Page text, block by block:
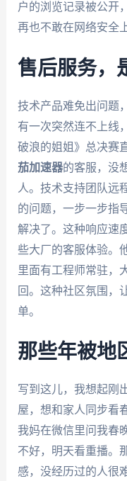
户的浏览记录被公开
再也不敢在网络安全
售后服务，
技术产品难免出问题
有一次突然连不上线
破浪的姐姐》总决赛
茄加速器的客服，没
人。技术支持团队远
的问题，一步一步指
解决了。这种响应速
些大厂的客服体验。
里面有工程师常驻，
回。这种社区氛围，
单。
那些年被地
写到这儿，我想起刚
屋，想和家人同步看
我妈在微信里问我春
不好，明天看重播。
感，没经历过的人很